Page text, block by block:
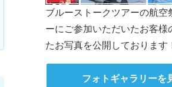
ブルーストークツアーの航空
ーにご参加いただいたお客様
たお写真を公開しております
フォトギャラリーを